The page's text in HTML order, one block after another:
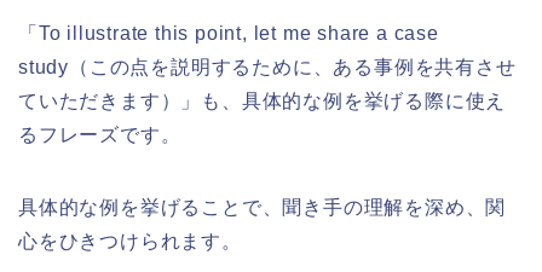
「To illustrate this point, let me share a case
study（この点を説明するために、ある事例を共有させ
ていただきます）」も、具体的な例を挙げる際に使え
るフレーズです。
具体的な例を挙げることで、聞き手の理解を深め、関
心をひきつけられます。